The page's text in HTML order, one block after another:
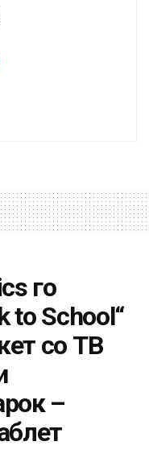
го
to School“
со ТВ
–